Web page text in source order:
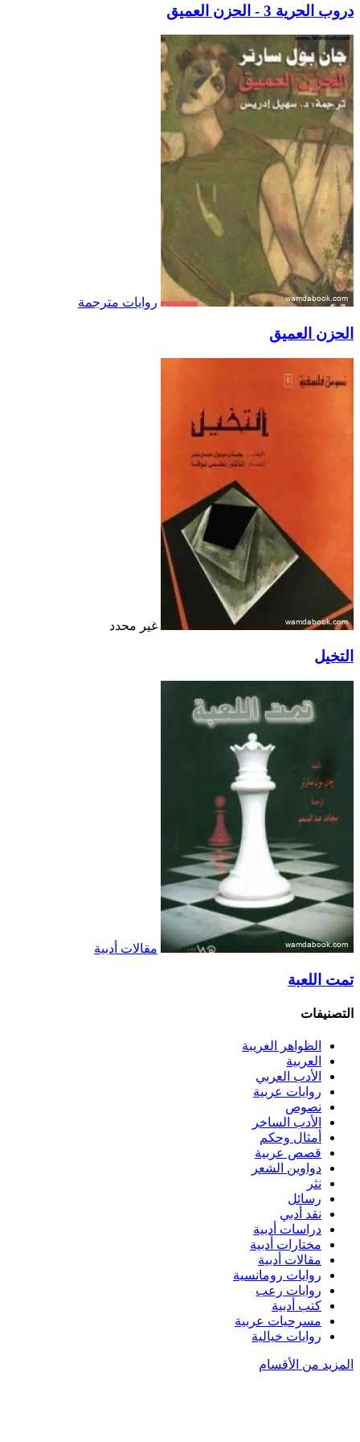
دروب الحرية 3 - الحزن العميق
روايات مترجمة
الحزن العميق
غير محدد
التخيل
مقالات أدبية
تمت اللعبة
التصنيفات
الظواهر الغريبة‏
العربية
الأدب العربي
روايات عربية
نصوص
الأدب الساخر
أمثال وحكم
قصص عربية
دواوين الشعر
نثر
رسائل
نقد أدبي
دراسات أدبية
مختارات أدبية
مقالات أدبية
روايات رومانسية
روايات رعب
كتب أدبية
مسرحيات عربية
روايات خيالية
المزيد من الأقسام